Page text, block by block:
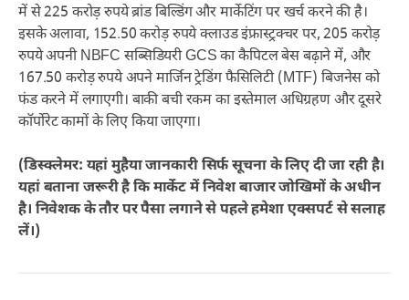
में से 225 करोड़ रुपये ब्रांड बिल्डिंग और मार्केटिंग पर खर्च करने की है।
इसके अलावा, 152.50 करोड़ रुपये क्लाउड इंफ्रास्ट्रक्चर पर, 205 करोड़
रुपये अपनी NBFC सब्सिडियरी GCS का कैपिटल बेस बढ़ाने में, और
167.50 करोड़ रुपये अपने मार्जिन ट्रेडिंग फैसिलिटी (MTF) बिजनेस को
फंड करने में लगाएगी। बाकी बची रकम का इस्तेमाल अधिग्रहण और दूसरे
कॉर्पोरेट कामों के लिए किया जाएगा।
(डिस्क्लेमर: यहां मुहैया जानकारी सिर्फ सूचना के लिए दी जा रही है।
यहां बताना जरूरी है कि मार्केट में निवेश बाजार जोखिमों के अधीन
है। निवेशक के तौर पर पैसा लगाने से पहले हमेशा एक्सपर्ट से सलाह
लें।)